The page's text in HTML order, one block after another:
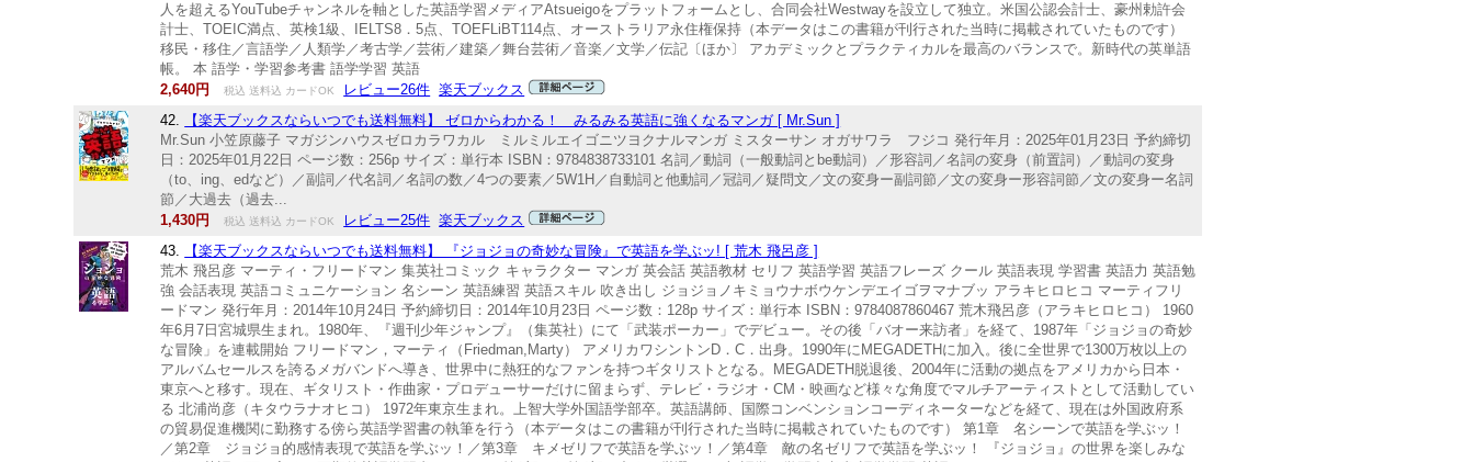
人を超えるYouTubeチャンネルを軸とした英語学習メディアAtsueigoをプラットフォームとし、合同会社Westwayを設立して独立。米国公認会計士、豪州勅許会
計士、TOEIC満点、英検1級、IELTS8．5点、TOEFLiBT114点、オーストラリア永住権保持（本データはこの書籍が刊行された当時に掲載されていたものです）
移民・移住／言語学／人類学／考古学／芸術／建築／舞台芸術／音楽／文学／伝記〔ほか〕 アカデミックとプラクティカルを最高のバランスで。新時代の英単語
帳。 本 語学・学習参考書 語学学習 英語
2,640円
税込 送料込 カードOK レビュー26件 楽天ブックス
42.
【楽天ブックスならいつでも送料無料】 ゼロからわかる！ みるみる英語に強くなるマンガ [ Mr.Sun ]
Mr.Sun 小笠原藤子 マガジンハウスゼロカラワカル ミルミルエイゴニツヨクナルマンガ ミスターサン オガサワラ フジコ 発行年月：2025年01月23日 予約締切
日：2025年01月22日 ページ数：256p サイズ：単行本 ISBN：9784838733101 名詞／動詞（一般動詞とbe動詞）／形容詞／名詞の変身（前置詞）／動詞の変身
（to、ing、edなど）／副詞／代名詞／名詞の数／4つの要素／5W1H／自動詞と他動詞／冠詞／疑問文／文の変身ー副詞節／文の変身ー形容詞節／文の変身ー名詞
節／大過去（過去...
1,430円
税込 送料込 カードOK レビュー25件 楽天ブックス
43.
【楽天ブックスならいつでも送料無料】 『ジョジョの奇妙な冒険』で英語を学ぶッ! [ 荒木 飛呂彦 ]
荒木 飛呂彦 マーティ・フリードマン 集英社コミック キャラクター マンガ 英会話 英語教材 セリフ 英語学習 英語フレーズ クール 英語表現 学習書 英語力 英語勉
強 会話表現 英語コミュニケーション 名シーン 英語練習 英語スキル 吹き出し ジョジョノキミョウナボウケンデエイゴヲマナブッ アラキヒロヒコ マーティフリ
ードマン 発行年月：2014年10月24日 予約締切日：2014年10月23日 ページ数：128p サイズ：単行本 ISBN：9784087860467 荒木飛呂彦（アラキヒロヒコ） 1960
年6月7日宮城県生まれ。1980年、『週刊少年ジャンプ』（集英社）にて「武装ポーカー」でデビュー。その後「バオー来訪者」を経て、1987年「ジョジョの奇妙
な冒険」を連載開始 フリードマン，マーティ（Friedman,Marty） アメリカワシントンD．C．出身。1990年にMEGADETHに加入。後に全世界で1300万枚以上の
アルバムセールスを誇るメガバンドへ導き、世界中に熱狂的なファンを持つギタリストとなる。MEGADETH脱退後、2004年に活動の拠点をアメリカから日本・
東京へと移す。現在、ギタリスト・作曲家・プロデューサーだけに留まらず、テレビ・ラジオ・CM・映画など様々な角度でマルチアーティストとして活動してい
る 北浦尚彦（キタウラナオヒコ） 1972年東京生まれ。上智大学外国語学部卒。英語講師、国際コンベンションコーディネーターなどを経て、現在は外国政府系
の貿易促進機関に勤務する傍ら英語学習書の執筆を行う（本データはこの書籍が刊行された当時に掲載されていたものです） 第1章 名シーンで英語を学ぶッ！
／第2章 ジョジョ的感情表現で英語を学ぶッ！／第3章 キメゼリフで英語を学ぶッ！／第4章 敵の名ゼリフで英語を学ぶッ！ 『ジョジョ』の世界を楽しみな